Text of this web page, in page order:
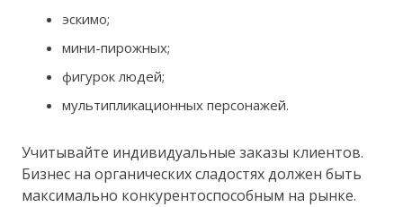
эскимо;
мини-пирожных;
фигурок людей;
мультипликационных персонажей.
Учитывайте индивидуальные заказы клиентов.
Бизнес на органических сладостях должен быть
максимально конкурентоспособным на рынке.